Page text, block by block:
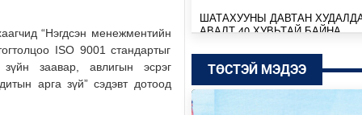
“Нэгдсэн менежментийн
ISO 9001 стандартыг
заавар, авлигын эсрэг
арга зүй” сэдэвт дотоод
ШАТАХУУНЫ ДАВТАН
АВАЛТ 40 ХУВЬТАЙ БАЙНА
Өчигдөр
SENZU+S1MPLE НИЙЛЭЭД
ТӨСТЭЙ МЭДЭЭ